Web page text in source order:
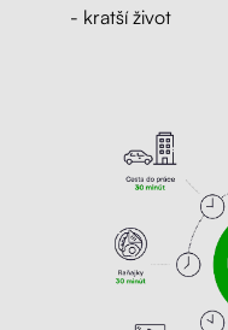
- kratší život